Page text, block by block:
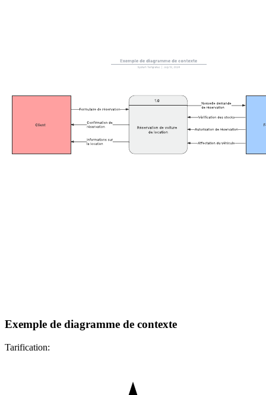
Exemple de diagramme de contexte
Tarification: